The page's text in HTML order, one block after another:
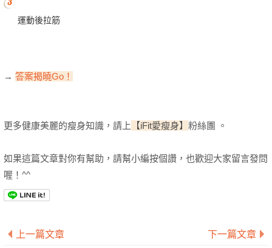
運動後拉筋
→ 答案揭曉Go！
更多健康美麗的瘦身知識，請上 【iFit愛瘦身】 粉絲團 。
如果這篇文章對你有幫助，請幫小編按個讚，也歡迎大家留言發問
喔！^^
上一篇文章 下一篇文章